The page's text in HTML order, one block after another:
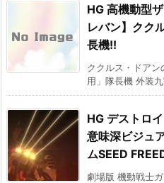
HG 高機動型
レバン】クク
長機!!
ククルス・ドア
用」隊長機 外装
HG デストロ
意味深ビジュ
ムSEED
劇場版 機動戦士